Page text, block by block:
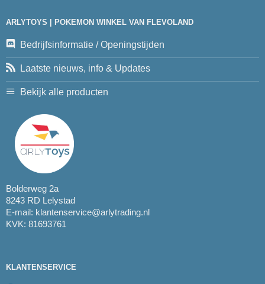
ARLYTOYS | POKEMON WINKEL VAN FLEVOLAND
Bedrijfsinformatie / Openingstijden
Laatste nieuws, info & Updates
Bekijk alle producten
Bolderweg 2a
8243 RD Lelystad
E-mail: klantenservice@arlytrading.nl
KVK: 81693761
KLANTENSERVICE